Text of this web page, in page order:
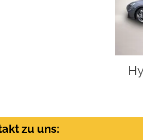
zu uns: